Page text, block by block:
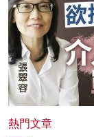
熱門文章